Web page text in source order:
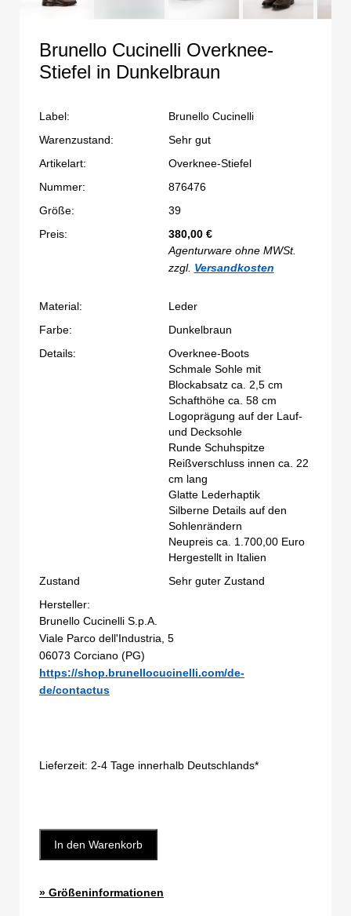
Brunello Cucinelli Overknee-
Stiefel in Dunkelbraun
Label:
Brunello Cucinelli
Warenzustand:
Sehr gut
Artikelart:
Overknee-Stiefel
Nummer:
876476
Größe:
39
Preis:
380,00 €
Agenturware ohne MWSt.
zzgl. Versandkosten
Material:
Leder
Farbe:
Dunkelbraun
Details:
Overknee-Boots
Schmale Sohle mit
Blockabsatz ca. 2,5 cm
Schafthöhe ca. 58 cm
Logoprägung auf der Lauf-
und Decksohle
Runde Schuhspitze
Reißverschluss innen ca. 22
cm lang
Glatte Lederhaptik
Silberne Details auf den
Sohlenrändern
Neupreis ca. 1.700,00 Euro
Hergestellt in Italien
Zustand
Sehr guter Zustand
Hersteller:
Brunello Cucinelli S.p.A.
Viale Parco dell'Industria, 5
06073 Corciano (PG)
https://shop.brunellocucinelli.com/de-
de/contactus
Lieferzeit: 2-4 Tage innerhalb Deutschlands*
In den Warenkorb
» Größeninformationen